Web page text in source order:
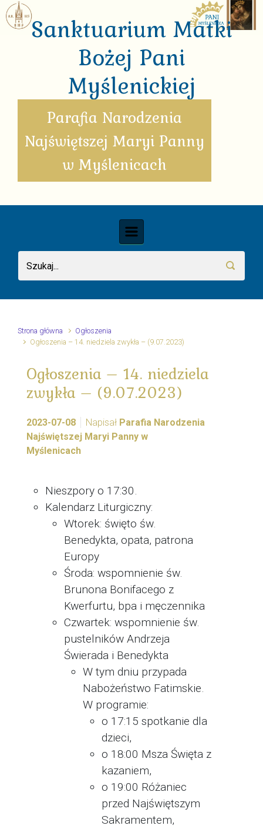
Skip to main content
Sanktuarium Matki
Bożej Pani
Myślenickiej
Parafia Narodzenia
Najświętszej Maryi Panny
w Myślenicach
Strona główna
Ogłoszenia
Ogłoszenia – 14. niedziela zwykła – (9.07.2023)
Ogłoszenia – 14. niedziela
zwykła – (9.07.2023)
2023-07-08 Napisał Parafia Narodzenia
Najświętszej Maryi Panny w
Myślenicach
Nieszpory o 17:30.
Kalendarz Liturgiczny:
Wtorek: święto św.
Benedykta, opata, patrona
Europy
Środa: wspomnienie św.
Brunona Bonifacego z
Kwerfurtu, bpa i męczennika
Czwartek: wspomnienie św.
pustelników Andrzeja
Świerada i Benedykta
W tym dniu przypada
Nabożeństwo Fatimskie.
W programie:
o 17:15 spotkanie dla
dzieci,
o 18:00 Msza Święta z
kazaniem,
o 19:00 Różaniec
przed Najświętszym
Sakramentem,